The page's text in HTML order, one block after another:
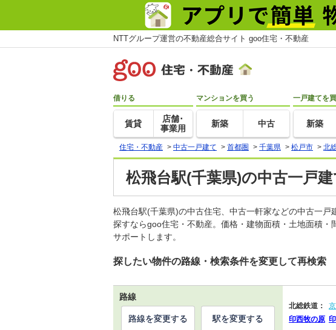
NTTグループ運営の不動産総合サイト goo住宅・不動産
借りる
賃貸
店舗･
事業用
マンションを買う
新築 中古
一戸建てを
新築
住宅・不動産 > 中古一戸建て > 首都圏 > 千葉県 > 松戸市 > 北
松飛台駅(千葉県)の中古一戸
松飛台駅(千葉県)の中古住宅、中古一軒家などの中古一
探すならgoo住宅・不動産。価格・建物面積・土地面積
サポートします。
探したい物件の路線・検索条件を変更して再検索
路線
北総鉄道：
印西牧の原
路線を変更する 駅を変更する